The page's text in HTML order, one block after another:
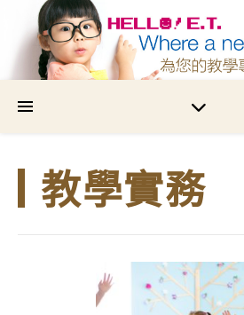
為您的教學專業加值
教學實務